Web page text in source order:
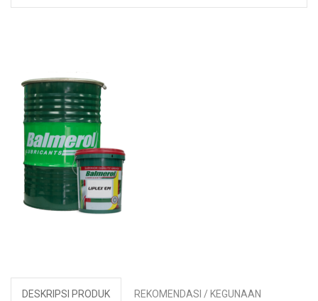
DESKRIPSI PRODUK REKOMENDASI / KEGUNAAN